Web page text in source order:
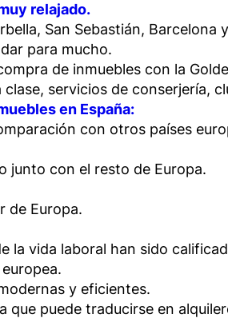
relajado.
San Sebastián,
para mucho.
de inmuebles con la
servicios de conserjería,
en España:
con otros países
junto con el resto de Europa.
de Europa.
la vida laboral han sido
y eficientes.
que puede traducirse en